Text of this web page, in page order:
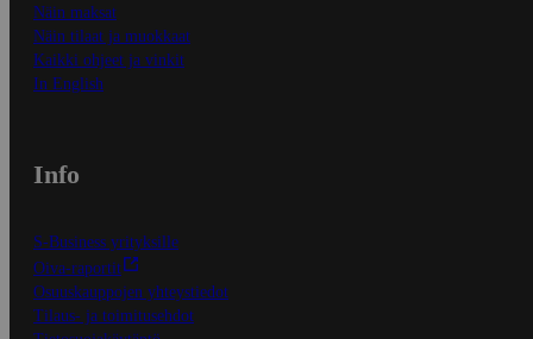
Näin maksat
Näin tilaat ja muokkaat
Kaikki ohjeet ja vinkit
In English
Info
S-Business yrityksille
Oiva-raportit
Osuuskauppojen yhteystiedot
Tilaus- ja toimitusehdot